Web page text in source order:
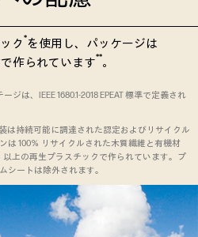
ク *を使用し、パッケージは
作られています**。
は、IEEE 1680.1-2018 EPEAT 標準で定義され
は持続可能に調達された認定およびリサイクル
は 100％ リサイクルされた木質繊維と有機材
上の再生プラスチックで作られています。プ
シートは除外されます。